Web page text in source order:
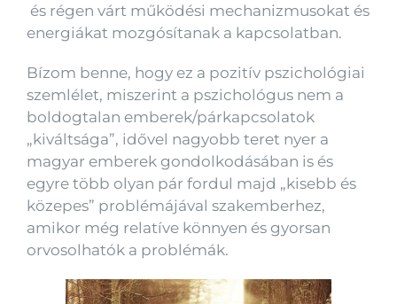
és régen várt működési mechanizmusokat és
energiákat mozgósítanak a kapcsolatban.
Bízom benne, hogy ez a pozitív pszichológiai
szemlélet, miszerint a pszichológus nem a
boldogtalan emberek/párkapcsolatok
„kiváltsága”, idővel nagyobb teret nyer a
magyar emberek gondolkodásában is és
egyre több olyan pár fordul majd „kisebb és
közepes” problémájával szakemberhez,
amikor még relatíve könnyen és gyorsan
orvosolhatók a problémák.